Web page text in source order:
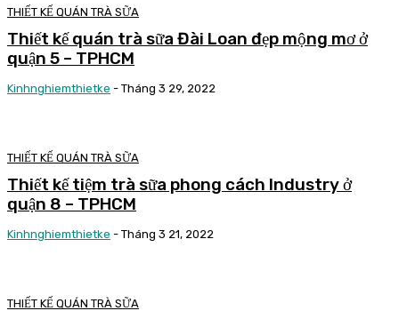
THIẾT KẾ QUÁN TRÀ SỮA
Thiết kế quán trà sữa Đài Loan đẹp mộng mơ ở
quận 5 – TPHCM
Kinhnghiemthietke - Tháng 3 29, 2022
THIẾT KẾ QUÁN TRÀ SỮA
Thiết kế tiệm trà sữa phong cách Industry ở
quận 8 – TPHCM
Kinhnghiemthietke - Tháng 3 21, 2022
THIẾT KẾ QUÁN TRÀ SỮA